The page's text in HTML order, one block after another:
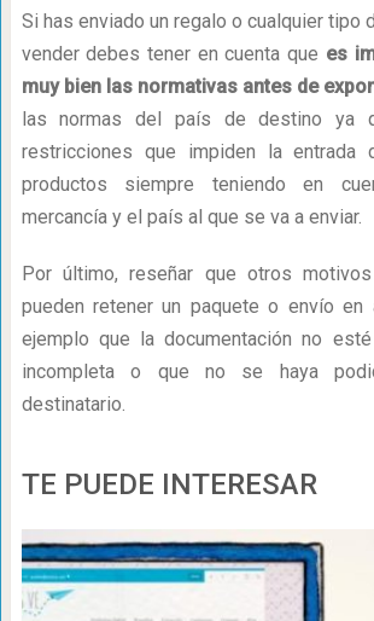
Si has enviado un regalo o cualquier tipo
vender debes tener en cuenta que es
muy bien las normativas antes de
las normas del país de destino ya
restricciones que impiden la
productos siempre teniendo en
mercancía y el país al que se va a enviar.
Por último, reseñar que otros
pueden retener un paquete o envío en
ejemplo que la documentación no
incompleta o que no se haya
destinatario.
TE PUEDE INTERESAR